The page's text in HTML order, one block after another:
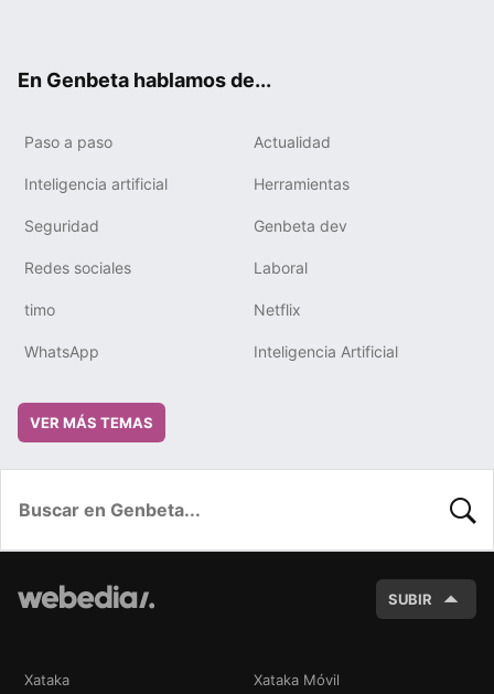
En Genbeta hablamos de...
Paso a paso Actualidad
Inteligencia artificial Herramientas
Seguridad Genbeta dev
Redes sociales Laboral
timo Netflix
WhatsApp Inteligencia Artificial
VER MÁS TEMAS
SUBIR
Xataka Xataka Móvil